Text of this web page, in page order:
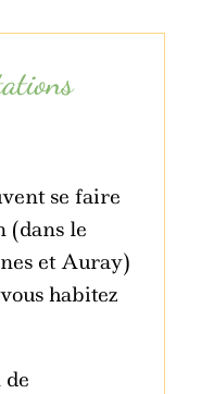
se faire
(dans le
et Auray)
habitez